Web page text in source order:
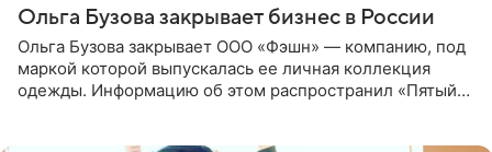
Ольга Бузова закрывает бизнес в России
Ольга Бузова закрывает ООО «Фэшн» — компанию, под
маркой которой выпускалась ее личная коллекция
одежды. Информацию об этом распространил «Пятый